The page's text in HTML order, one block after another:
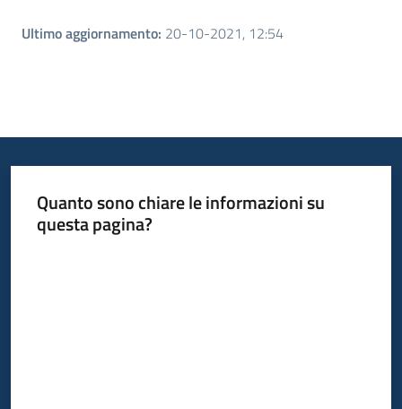
Ultimo aggiornamento: 20-10-2021, 12:54
Quanto sono chiare le informazioni su
questa pagina?